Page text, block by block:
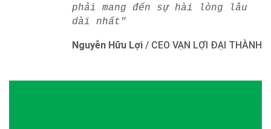
phải mang đến sự hài lòng lâu
dài nhất"
Nguyễn Hữu Lợi / CEO VẠN LỢI ĐẠI THÀNH